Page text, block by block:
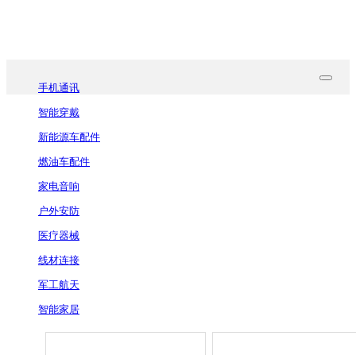
手机通讯
智能穿戴
新能源车配件
燃油车配件
家电音响
户外安防
医疗器械
线材连接
军工航天
智能家居